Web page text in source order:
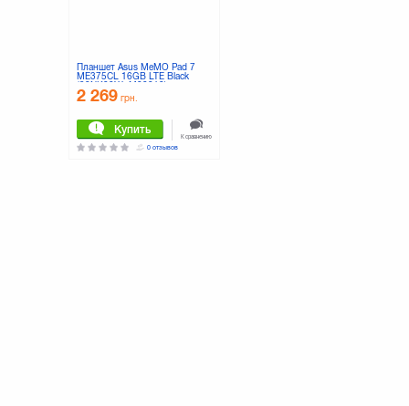
Планшет Asus MeMO Pad 7
ME375CL 16GB LTE Black
(90NK00X1-M00010)
2 269 грн.
Купить
К сравнению
0 отзывов